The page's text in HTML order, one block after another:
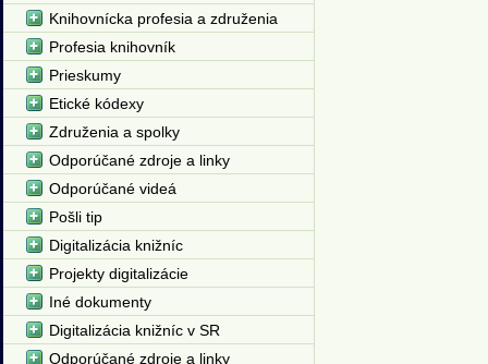
Knihovnícka profesia a združenia
Profesia knihovník
Prieskumy
Etické kódexy
Združenia a spolky
Odporúčané zdroje a linky
Odporúčané videá
Pošli tip
Digitalizácia knižníc
Projekty digitalizácie
Iné dokumenty
Digitalizácia knižníc v SR
Odporúčané zdroje a linky